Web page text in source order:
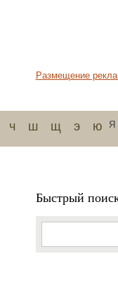
Размещение
ч ш щ э ю я
Быстрый